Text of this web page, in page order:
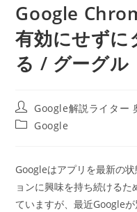
Google
有効にせずに
る / グーグル
投
稿
者:
Google解説ライター
投
テ
ゴ
リ
ー:
Google
Googleはアプリを最新の
ョンに興味を持ち続ける
ていますが、最近Google